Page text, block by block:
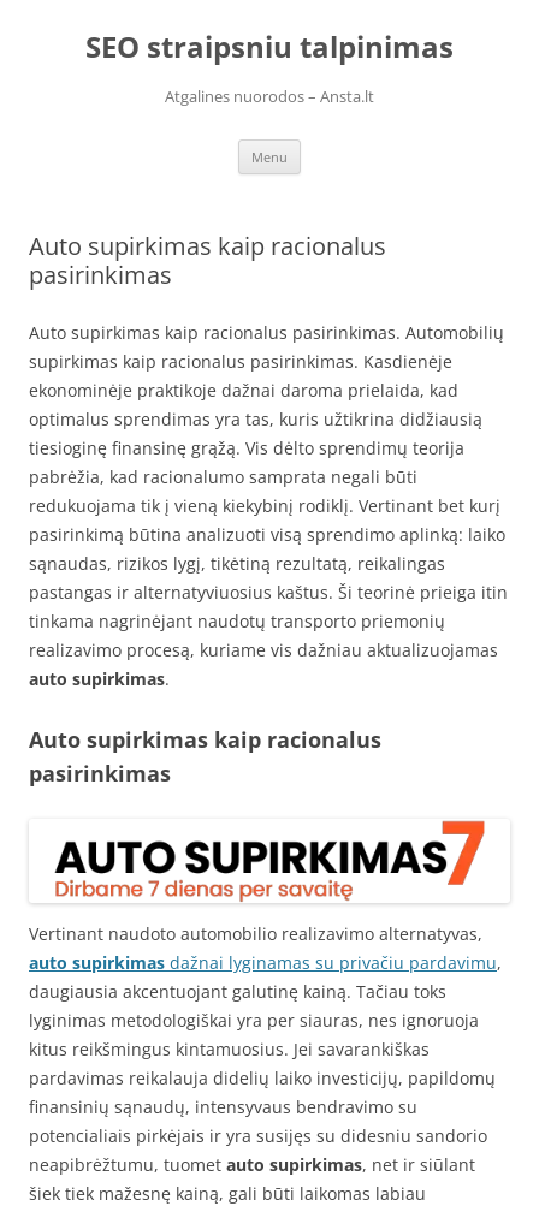
contentSEO straipsniu talpinimas
Atgalines nuorodos – Ansta.lt
Menu
Auto supirkimas kaip racionalus
pasirinkimas
Auto supirkimas kaip racionalus pasirinkimas. Automobilių
supirkimas kaip racionalus pasirinkimas. Kasdienėje
ekonominėje praktikoje dažnai daroma prielaida, kad
optimalus sprendimas yra tas, kuris užtikrina didžiausią
tiesioginę finansinę grąžą. Vis dėlto sprendimų teorija
pabrėžia, kad racionalumo samprata negali būti
redukuojama tik į vieną kiekybinį rodiklį. Vertinant bet kurį
pasirinkimą būtina analizuoti visą sprendimo aplinką: laiko
sąnaudas, rizikos lygį, tikėtiną rezultatą, reikalingas
pastangas ir alternatyviuosius kaštus. Ši teorinė prieiga itin
tinkama nagrinėjant naudotų transporto priemonių
realizavimo procesą, kuriame vis dažniau aktualizuojamas
auto supirkimas.
Auto supirkimas kaip racionalus
pasirinkimas
Vertinant naudoto automobilio realizavimo alternatyvas,
auto supirkimas dažnai lyginamas su privačiu pardavimu,
daugiausia akcentuojant galutinę kainą. Tačiau toks
lyginimas metodologiškai yra per siauras, nes ignoruoja
kitus reikšmingus kintamuosius. Jei savarankiškas
pardavimas reikalauja didelių laiko investicijų, papildomų
finansinių sąnaudų, intensyvaus bendravimo su
potencialiais pirkėjais ir yra susijęs su didesniu sandorio
neapibrėžtumu, tuomet auto supirkimas, net ir siūlant
šiek tiek mažesnę kainą, gali būti laikomas labiau